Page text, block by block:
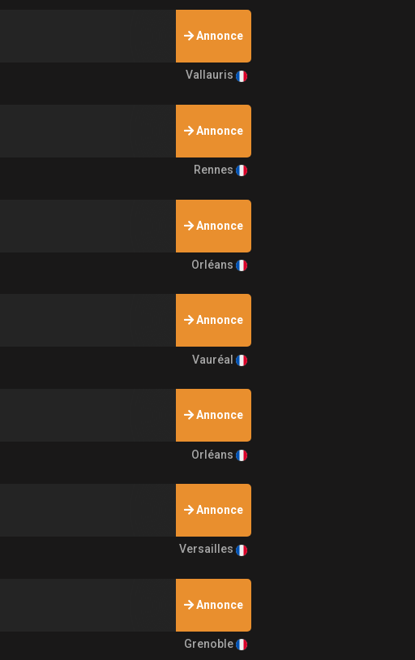
Annonce
Vallauris
Annonce
Rennes
Annonce
Orléans
Annonce
Vauréal
Annonce
Orléans
Annonce
Versailles
Annonce
Grenoble